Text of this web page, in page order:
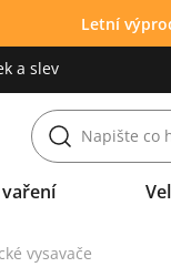
Letní
a slev
vysavače